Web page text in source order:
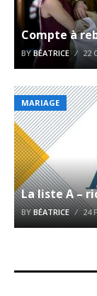
Compte à
BYBÉATRICE 22
MARIAGE
La liste A –
BYBÉATRICE 24